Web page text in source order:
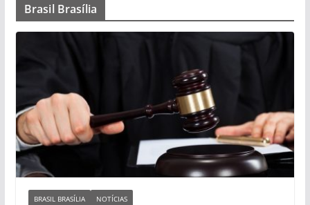
Brasil Brasília
BRASIL BRASÍLIA NOTÍCIAS